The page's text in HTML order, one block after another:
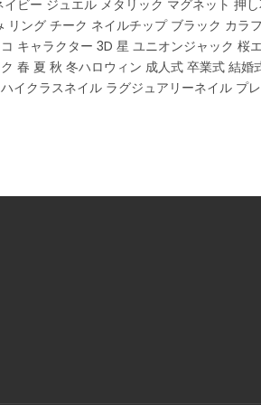
ビー ジュエル メタリック マグネット 押
ング チーク ネイルチップ ブラック カラ
キャラクター 3D 星 ユニオンジャック 桜
春 夏 秋 冬ハロウィン 成人式 卒業式 結
イクラスネイル ラグジュアリーネイル プ